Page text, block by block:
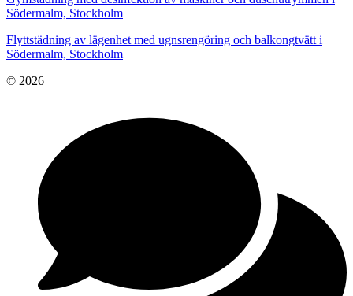
Södermalm, Stockholm
Flyttstädning av lägenhet med ugnsrengöring och balkongtvätt i
Södermalm, Stockholm
© 2026